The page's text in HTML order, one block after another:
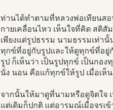
ท่านได้ทำตามที่หลวงพ่อเทียนสอ
กายเคลื่อนไหว เห็นใจที่คิด สติสั
เพียงแต่รูปธรรม นามธรรมเท่า
ทุกข์ที่อยู่กับรูปและให้ดูทุกข์ที่อยู่
รูป ก็เห็นว่า เป็นรูปทุกข์ เป็นกอ
นั่ง นอน คือแก้ทุกข์ให้รูป เมื่อเห็
จากนั้นให้มาดูที่นามหรือดูจิตใจ
แต่เดิมก็ปกติ แต่อารมณ์เมื่อจรเ